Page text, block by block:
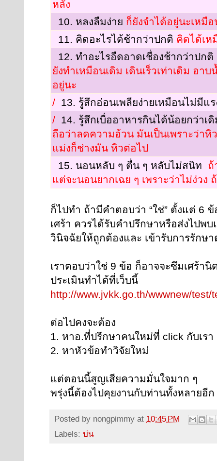
หลัง
10. หลงลืมง่าย ก็ยังจำได้อยู่นะเหมือ
11. คิดอะไรได้ช้ากว่าปกติ คิดได้เห
12. ทำอะไรอืดอาดเชื่องช้ากว่าปก
ยังทำเหมือนเดิม เดินเร็วเท่าเดิม อาบ
อยู่นะ
/ 13. รู้สึกอ่อนเพลียง่ายเหมือนไม่มีแ
/ 14. รู้สึกเบื่ออาหารกินได้น้อยกว่าเ
ถือว่าลดความอ้วน มันเป็นเพราะว่าหิ
แม่งก็ช่างมัน หิวต่อไป
15. นอนหลับ ๆ ตื่น ๆ หลับไม่สนิท ถ้
แต่จะนอนยากเฉย ๆ เพราะว่าไม่ง่วง
ก็ไปทำ ถ้ามีคำตอบว่า “ใช่” ตั้งแต่ 6
เศร้า ควรได้รับคำปรึกษาหรือส่งไปพ
วินิจฉัยให้ถูกต้องและ เข้ารับการรักษ
เราตอบว่าใช่ 9 ข้อ ก็อาจจะซึมเศร้า
ประเมินทำได้ที่เว็บนี้
http://www.jvkk.go.th/wwwnew/test/
ต่อไปคงจะต้อง
1. หาอ.ที่ปรึกษาคนใหม่ที่ click กับเรา
2. หาหัวข้อทำวิจัยใหม่
แต่ตอนนี้สูญเสียความมั่นใจมาก ๆ
พรุ่งนี้ต้องไปคุยงานกับท่านทั้งหลายอี
Posted by nongpimmy at 10:45 PM
Labels: บ่น